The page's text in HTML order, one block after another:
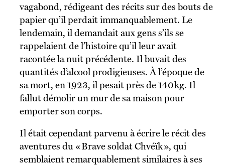
vagabond, rédigeant des récits sur des bouts de
papier qu’il perdait immanquablement. Le
lendemain, il demandait aux gens s’ils se
rappelaient de l’histoire qu’il leur avait
racontée la nuit précédente. Il buvait des
quantités d’alcool prodigieuses. À l’époque de
sa mort, en 1923, il pesait près de 140 kg. Il
fallut démolir un mur de sa maison pour
emporter son corps.
Il était cependant parvenu à écrire le récit des
aventures du « Brave soldat Chvéïk », qui
semblaient remarquablement similaires à ses